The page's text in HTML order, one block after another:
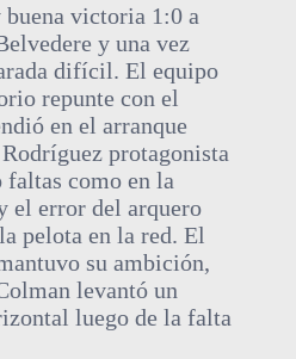
victoria 1:0 a
y una vez
difícil. El equipo
repunte con el
en el arranque
protagonista
faltas como en la
el error del arquero
pelota en la red. El
su ambición,
levantó un
luego de la falta